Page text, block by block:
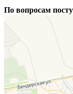
По вопросам